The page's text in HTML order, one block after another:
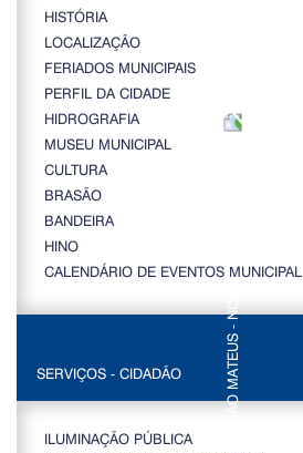
HISTÓRIA
LOCALIZAÇÃO
FERIADOS MUNICIPAIS
PERFIL DA CIDADE
HIDROGRAFIA
MUSEU MUNICIPAL
CULTURA
BRASÃO
BANDEIRA
HINO
CALENDÁRIO DE EVENTOS MUNICIPAL
SERVIÇOS - CIDADÃO
ILUMINAÇÃO PÚBLICA